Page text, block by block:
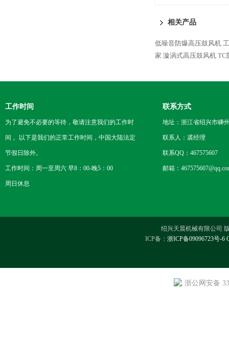
相关产品
低噪音防爆高压鼓风机
家 漩涡式高压鼓风机 TC
工作时间
为了避免不必要的等待，敬请注意我们的工作时
间 。以下是我们的正常工作时间，中国大陆法定
节假日除外。
工作时间：周一至周六 早8：00-晚5：00
周日休息
联系方式
地址：浙江省绍兴市嵊
联系人：裘经理
联系QQ：467575607
邮箱：
绍兴天晨机械有限公司
ICP备： 浙ICP备09096723号-6
浙公网安备